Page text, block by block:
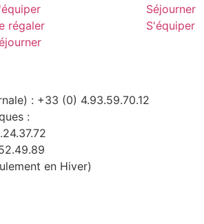
régaler
Séjourner
S'équiper
: +33 (0) 4.93.59.70.12
:
en Hiver)